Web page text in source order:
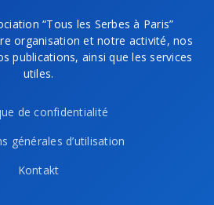
“Tous les Serbes à Paris”
organisation et notre activité, nos
publications, ainsi que les services
utiles.
de confidentialité
générales d’utilisation
Kontakt